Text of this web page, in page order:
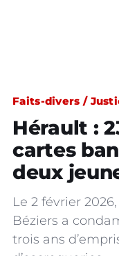
Faits-divers /
Hérault :
cartes
deux
Le 2 février
Béziers a
trois ans